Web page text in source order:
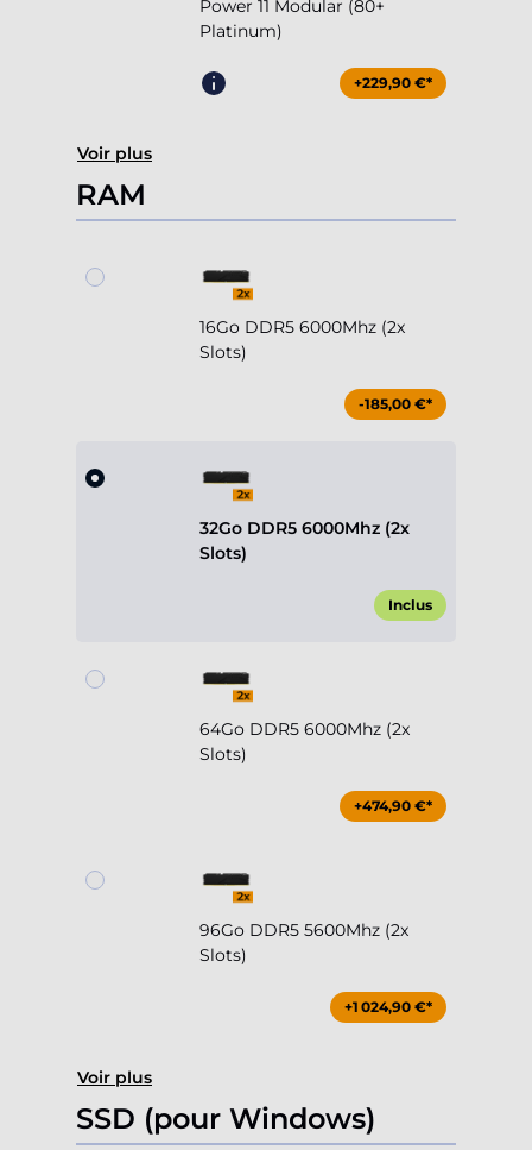
Power 11 Modular (80+
Platinum)
+229,90 €*
Voir plus
RAM
16Go DDR5 6000Mhz (2x
Slots)
-185,00 €*
32Go DDR5 6000Mhz (2x
Slots)
Inclus
64Go DDR5 6000Mhz (2x
Slots)
+474,90 €*
96Go DDR5 5600Mhz (2x
Slots)
+1 024,90 €*
Voir plus
SSD (pour Windows)